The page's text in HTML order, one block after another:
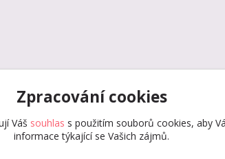
Zpracování cookies
Váš souhlas s použitím souborů cookies, aby
informace týkající se Vašich zájmů.